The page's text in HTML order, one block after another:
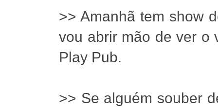
>> Amanhã tem show
vou abrir mão de ver
Play Pub.
>> Se alguém souber